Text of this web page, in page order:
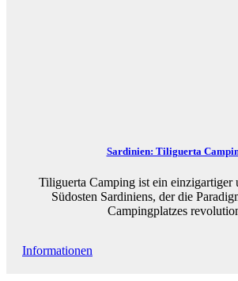
Sardinien: Tiliguerta
Tiliguerta Camping ist ein einzigartiger
Südosten Sardiniens, der die
Campingplatzes
Informationen